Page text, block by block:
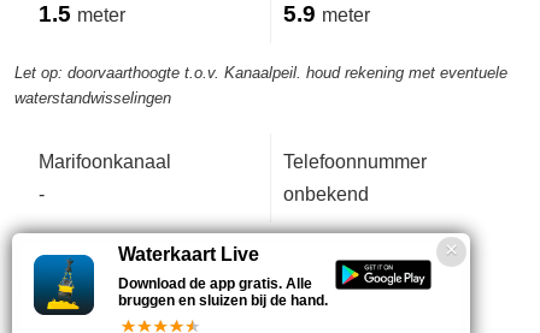
1.5 meter 5.9 meter
Let op: doorvaarthoogte t.o.v. Kanaalpeil. houd rekening met eventuele
waterstandwisselingen
Marifoonkanaal
-
Telefoonnummer
onbekend
Voetbrug
Waterkaart Live
Download de app gratis. Alle
bruggen en sluizen bij de hand.